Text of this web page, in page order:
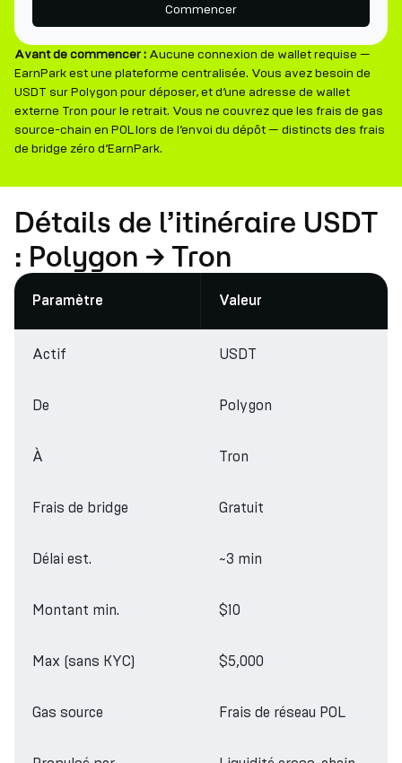
Commencer
Avant de commencer : Aucune connexion de wallet requise —
EarnPark est une plateforme centralisée. Vous avez besoin de
USDT sur Polygon pour déposer, et d’une adresse de wallet
externe Tron pour le retrait. Vous ne couvrez que les frais de gas
source-chain en POL lors de l’envoi du dépôt — distincts des frais
de bridge zéro d’EarnPark.
Détails de l’itinéraire USDT
: Polygon → Tron
Paramètre Valeur
Actif USDT
De Polygon
À Tron
Frais de bridge Gratuit
Délai est. ~3 min
Montant min. $10
Max (sans KYC) $5,000
Gas source Frais de réseau POL